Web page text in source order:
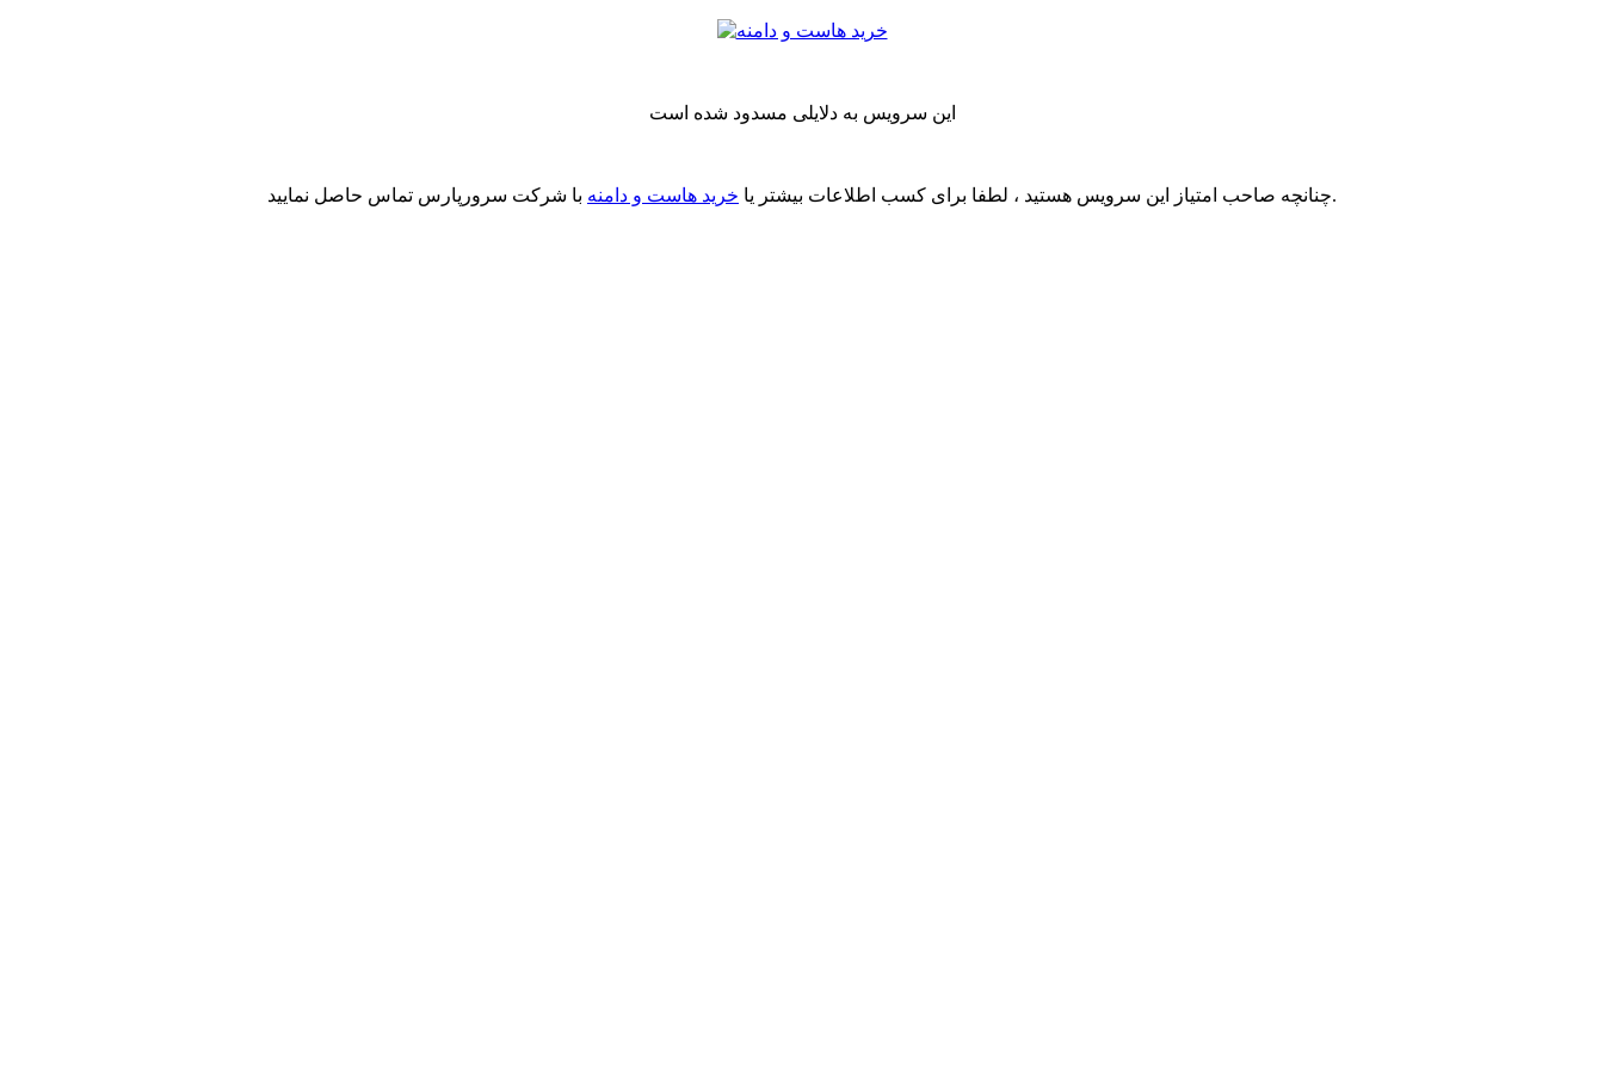
این سرویس به دلایلی مسدود شده است
چنانچه صاحب امتیاز این سرویس هستید ، لطفا برای کسب اطلاعات بیشتر یا خرید هاست و دامنه با شرکت سرورپارس تماس حاصل نمایید.